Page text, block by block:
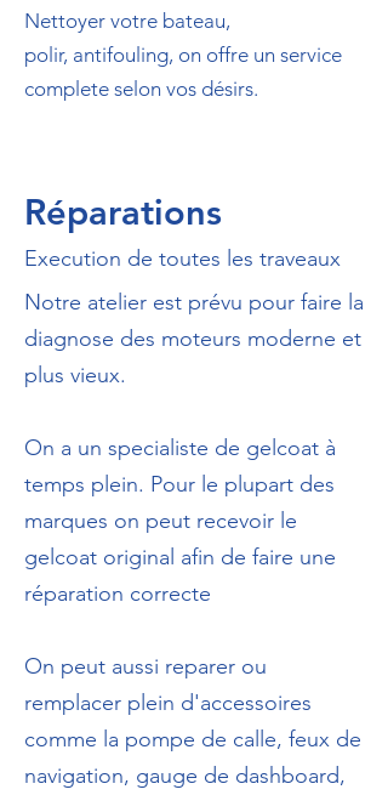
Nettoyer votre bateau,
polir, antifouling, on offre un service
complete selon vos désirs.
Réparations
Execution de toutes les traveaux
Notre atelier est prévu pour faire la
diagnose des moteurs moderne et
plus vieux.
On a un specialiste de gelcoat à
temps plein. Pour le plupart des
marques on peut recevoir le
gelcoat original afin de faire une
réparation correcte
On peut aussi reparer ou
remplacer plein d'accessoires
comme la pompe de calle, feux de
navigation, gauge de dashboard,